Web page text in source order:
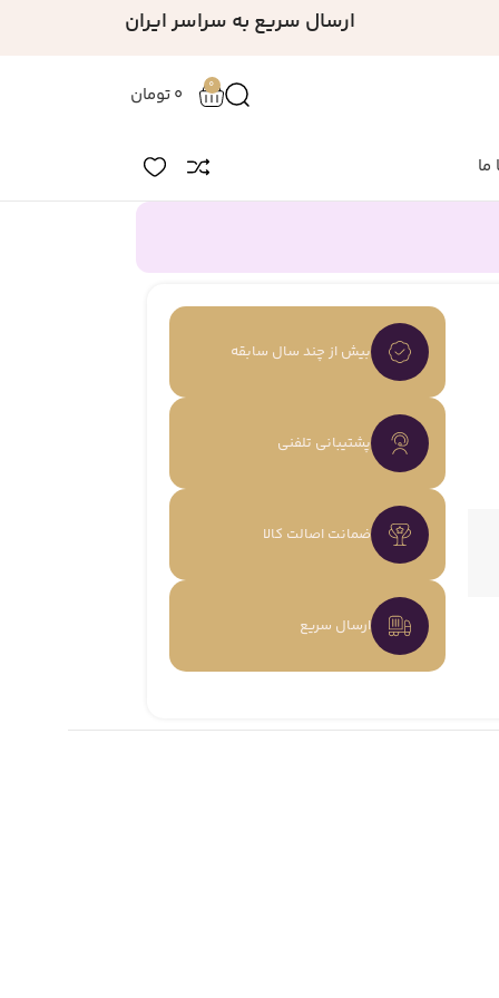
ارسال سریع به سراسر ایران
0
0تومان
بیش از چند سال سابقه
پشتیبانی تلفنی
ضمانت اصالت کالا
ارسال سریع